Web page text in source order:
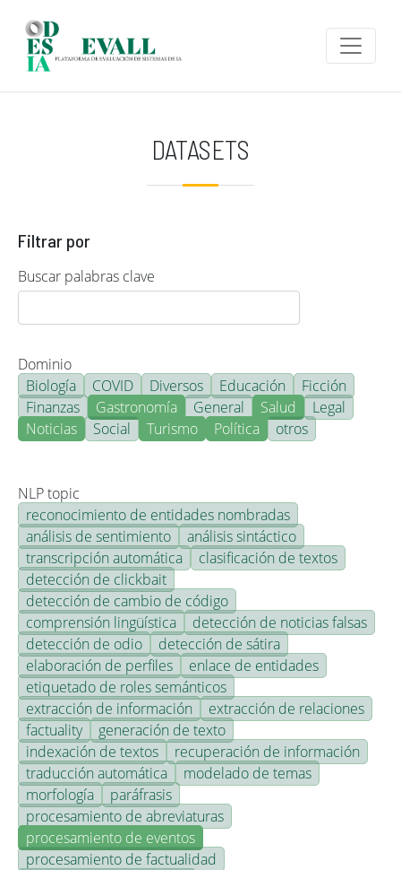
DATASETS
Filtrar por
Buscar palabras clave
Dominio
Biología
COVID Diversos Educación
Ficción
Finanzas
Gastronomía General Salud
Legal
Noticias
Social Turismo Política otros
NLP topic
reconocimiento de entidades nombradas
análisis de sentimiento
análisis sintáctico
transcripción automática
clasificación de textos
detección de clickbait
detección de cambio de código
comprensión lingüística
detección de noticias falsas
detección de odio
detección de sátira
elaboración de perfiles
enlace de entidades
etiquetado de roles semánticos
extracción de información
extracción de relaciones
factuality
generación de texto
indexación de textos
recuperación de información
traducción automática
modelado de temas
morfología
paráfrasis
procesamiento de abreviaturas
procesamiento de eventos
procesamiento de factualidad